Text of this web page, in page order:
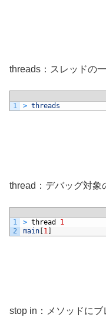
threads：スレッドの
1 > threads
thread：デバッグ対象
1
2
> thread
1
main 1
stop in：メソッドにブ